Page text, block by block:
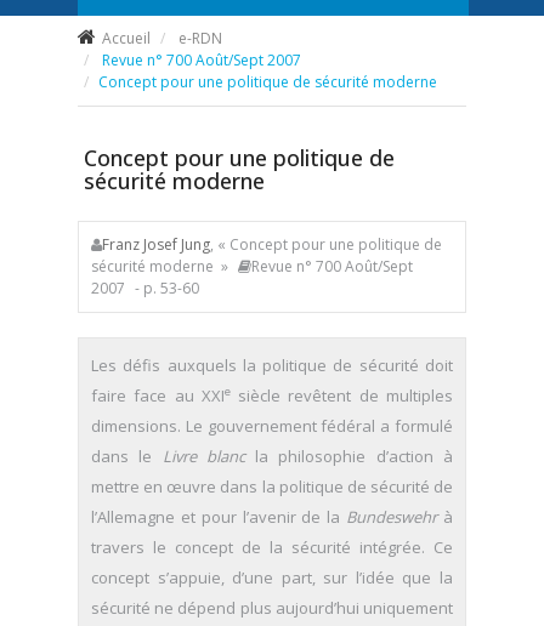
Accueil
e-RDN
Revue n° 700 Août/Sept 2007
Concept pour une politique de sécurité moderne
Concept pour une politique de
sécurité moderne
Franz Josef Jung, « Concept pour une politique de
sécurité moderne »
Revue n° 700 Août/Sept
2007 - p. 53-60
Les défis auxquels la politique de sécurité doit
faire face au XXIesiècle revêtent de multiples
dimensions. Le gouvernement fédéral a formulé
dans le Livre blancla philosophie d’action à
mettre en œuvre dans la politique de sécurité de
l’Allemagne et pour l’avenir de la Bundeswehr à
travers le concept de la sécurité intégrée. Ce
concept s’appuie, d’une part, sur l’idée que la
sécurité ne dépend plus aujourd’hui uniquement